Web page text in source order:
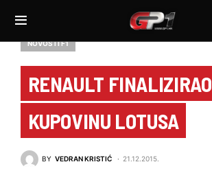
NOVOSTI F1
RENAULT FINALIZIRAO
KUPOVINU LOTUSA
BY VEDRAN KRISTIĆ 21.12.2015.